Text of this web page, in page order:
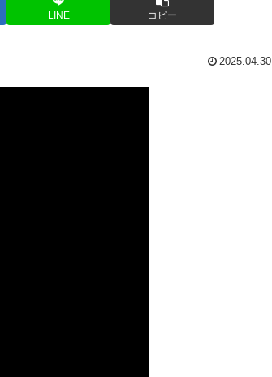
LINE コピー
2025.04.30